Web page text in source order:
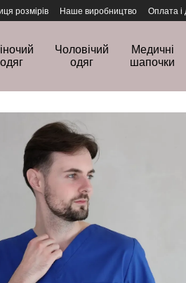
розмірів Наше виробництво Оплата і
одяг
Чоловічий
одяг
Медичні
шапочки